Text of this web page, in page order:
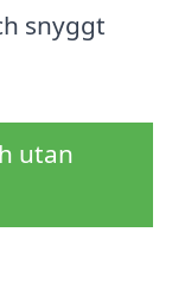
snyggt
utan